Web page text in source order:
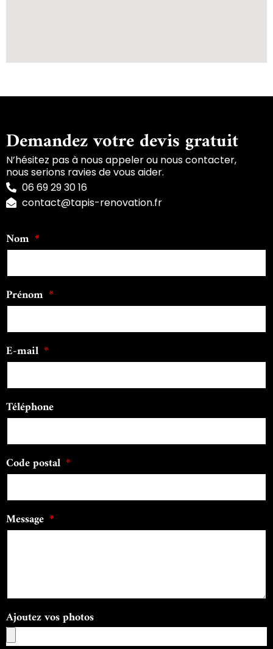
Demandez votre devis gratuit
N’hésitez pas à nous appeler ou nous contacter,
nous serions ravies de vous aider.
06 69 29 30 16
contact@tapis-renovation.fr
Nom
Prénom
E-mail
Téléphone
Code postal
Message
Ajoutez vos photos